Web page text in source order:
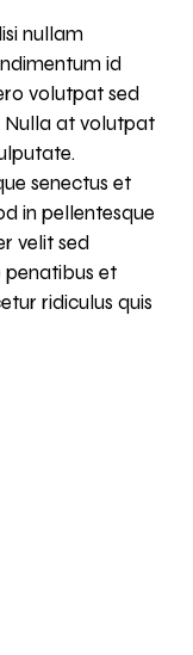
nullam
id
volutpat sed
Nulla at volutpat
senectus et
in pellentesque
velit sed
penatibus et
ridiculus quis